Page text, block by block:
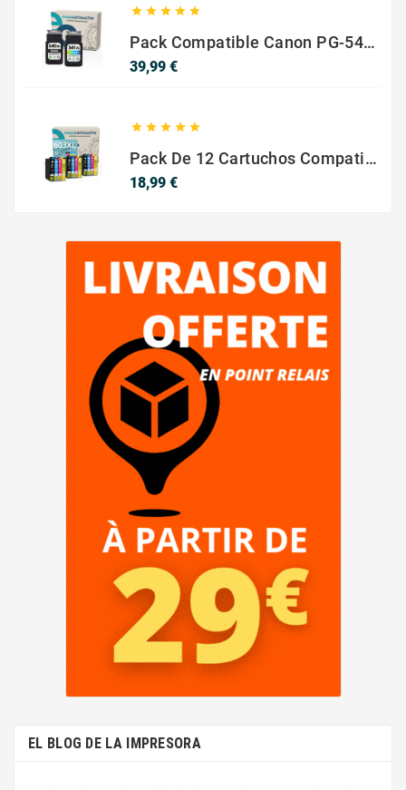
    
Pack Compatible Canon PG-540 XL / CL-541 XL ? Negro Y Color ? Alta Capacidad
39,99 €Precio
    
Pack De 12 Cartuchos Compatibles EPSON 603XL
18,99 €Precio
EL BLOG DE LA IMPRESORA